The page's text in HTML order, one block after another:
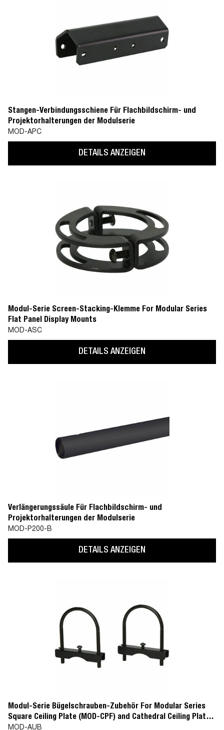
Stangen-Verbindungsschiene Für Flachbildschirm- und
Projektorhalterungen der Modulserie
MOD-APC
DETAILS ANZEIGEN
Modul-Serie Screen-Stacking-Klemme For Modular Series
Flat Panel Display Mounts
MOD-ASC
DETAILS ANZEIGEN
Verlängerungssäule Für Flachbildschirm- und
Projektorhalterungen der Modulserie
MOD-P200-B
DETAILS ANZEIGEN
Modul-Serie Bügelschrauben-Zubehör For Modular Series
Square Ceiling Plate (MOD-CPF) and Cathedral Ceiling Plate
(MOD-CPC)
MOD-AUB